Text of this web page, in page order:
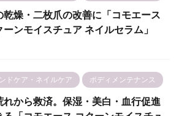
乾燥・二枚爪の改善に「コモエース
ーンモイスチュア ネイルセラム」
ドケア・ネイルケア ボディメンテナンス
れから救済。保湿・美白・血行促進